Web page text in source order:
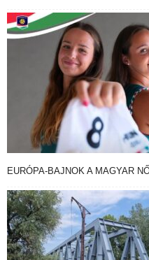
EURÓPA-BAJNOK A MAGYAR